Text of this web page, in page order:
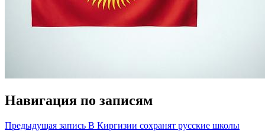
Навигация по записям
Предыдущая запись В Киргизии сохранят русские школы